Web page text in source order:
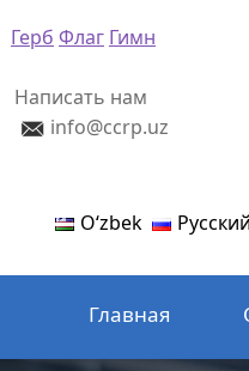
Герб Флаг Гимн
Написать нам
info@ccrp.uz
Oʻzbek Русский
Главная